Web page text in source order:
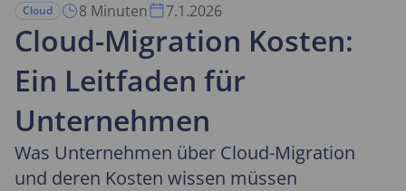
Cloud 8 Minuten 7.1.2026
Cloud-Migration Kosten:
Ein Leitfaden für
Unternehmen
Was Unternehmen über Cloud-Migration
und deren Kosten wissen müssen